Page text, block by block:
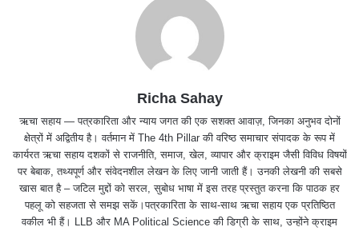
Richa Sahay
ऋचा सहाय — पत्रकारिता और न्याय जगत की एक सशक्त आवाज़, जिनका अनुभव दोनों
क्षेत्रों में अद्वितीय है। वर्तमान में The 4th Pillar की वरिष्ठ समाचार संपादक के रूप में
कार्यरत ऋचा सहाय दशकों से राजनीति, समाज, खेल, व्यापार और क्राइम जैसी विविध विषयों
पर बेबाक, तथ्यपूर्ण और संवेदनशील लेखन के लिए जानी जाती हैं। उनकी लेखनी की सबसे
खास बात है – जटिल मुद्दों को सरल, सुबोध भाषा में इस तरह प्रस्तुत करना कि पाठक हर
पहलू को सहजता से समझ सकें।पत्रकारिता के साथ-साथ ऋचा सहाय एक प्रतिष्ठित
वकील भी हैं। LLB और MA Political Science की डिग्री के साथ, उन्होंने क्राइम